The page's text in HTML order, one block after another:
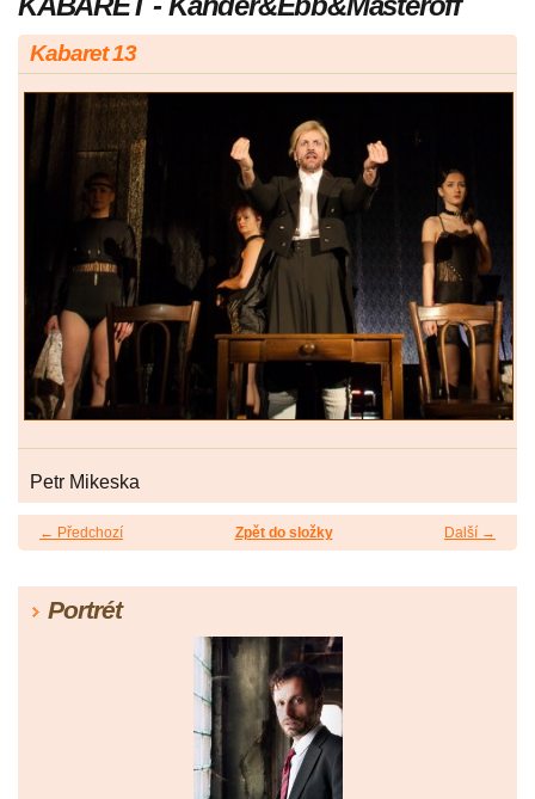
Kabaret 13
Petr Mikeska
← Předchozí Další →
Zpět do složky
Portrét